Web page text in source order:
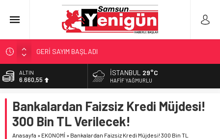
GERİ SAYIM BAŞLADI
SAMSUNSPOR’DA HEDEF 5’İNCİLİK!
‘BAFRA’YA YATIRIM YAPIN!’
YÖNETİCİ SEÇERKEN YAPILAN EN BÜYÜK HATALAR
ALTIN
6.660,55
13.779,39
DOLAR
47,7111
İSTANBUL 29°C
HAFIF YAĞMURLU
Bankalardan Faizsiz Kredi Müjdesi!
300 Bin TL Verilecek!
Anasayfa » EKONOMİ » Bankalardan Faizsiz Kredi Müjdesi! 300 Bin TL